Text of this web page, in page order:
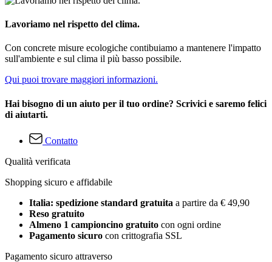
Lavoriamo nel rispetto del clima.
Con concrete misure ecologiche contibuiamo a mantenere l'impatto
sull'ambiente e sul clima il più basso possibile.
Qui puoi trovare maggiori informazioni.
Hai bisogno di un aiuto per il tuo ordine? Scrivici e saremo felici
di aiutarti.
Contatto
Qualità verificata
Shopping sicuro e affidabile
Italia: spedizione standard gratuita a partire da € 49,90
Reso gratuito
Almeno 1 campioncino gratuito con ogni ordine
Pagamento sicuro con crittografia SSL
Pagamento sicuro attraverso